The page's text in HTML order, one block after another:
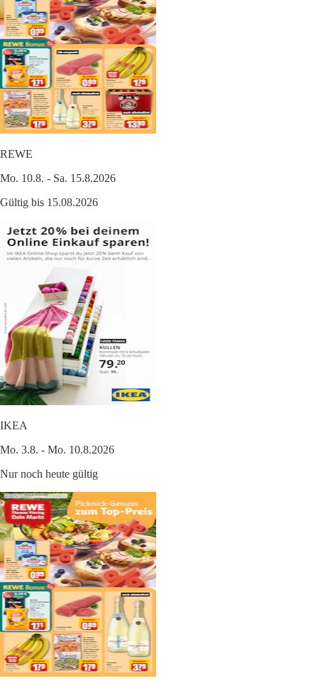
REWE
Mo. 10.8. - Sa. 15.8.2026
Gültig bis 15.08.2026
IKEA
Mo. 3.8. - Mo. 10.8.2026
Nur noch heute gültig